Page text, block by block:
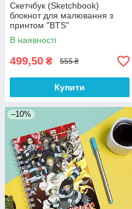
Скетчбук (Sketchbook)
блокнот для малювання з
принтом "BTS"
В наявності
499,50 ₴ 555 ₴
Купити
–10%